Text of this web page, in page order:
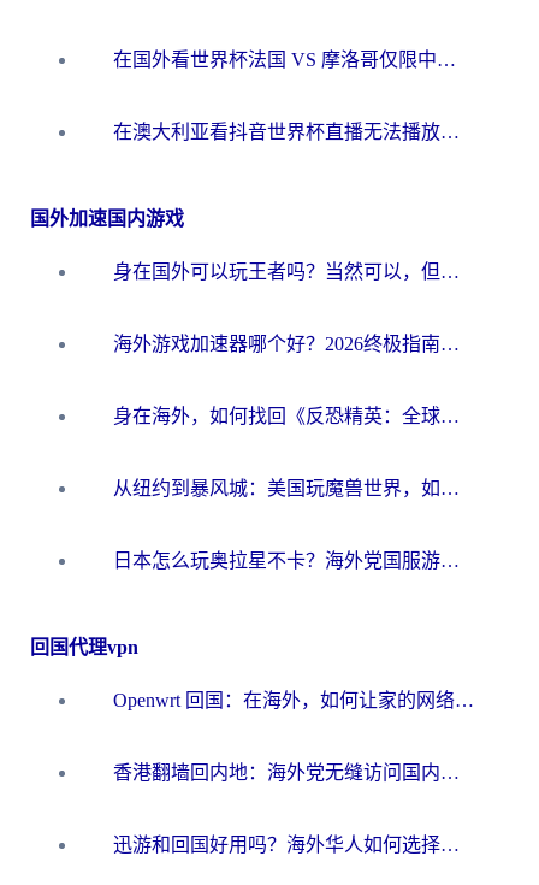
在国外看世界杯法国 VS 摩洛哥仅限中国大陆？别让地域限制拦下你的欢呼
在澳大利亚看抖音世界杯直播无法播放？海外党体育观赛终极指南来了！
国外加速国内游戏
身在国外可以玩王者吗？当然可以，但你需要这份“加速”指南
海外游戏加速器哪个好？2026终极指南帮你畅玩国服+解决卡顿难题
身在海外，如何找回《反恐精英：全球攻势》国服的丝滑手感？一份给你的终极指南
从纽约到暴风城：美国玩魔兽世界，如何找到你的最佳网络航线
日本怎么玩奥拉星不卡？海外党国服游戏加速器选择全攻略
回国代理vpn
Openwrt 回国：在海外，如何让家的网络触手可及
香港翻墙回内地：海外党无缝访问国内资源的加速器选择全攻略
迅游和回国好用吗？海外华人如何选择靠谱的回国加速器